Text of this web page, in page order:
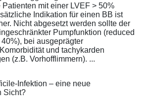
mit einer LVEF > 50%
Indikation für einen BB ist
Nicht abgesetzt werden sollte der
Pumpfunktion (reduced
bei ausgeprägter
und tachykarden
(z.B. Vorhofflimmern). ...